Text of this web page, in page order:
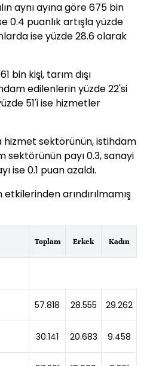
aynı ayına göre 675 bin
0.4 puanlık artışla yüzde
ise yüzde 28.6 olarak
bin kişi, tarım dışı
edilenlerin yüzde 22'si
51'i ise hizmetler
hizmet sektörünün, istihdam
sektörünün payı 0.3, sanayi
ise 0.1 puan azaldı.
arındırılmamış
Toplam Erkek Kadın
57.818 28.555 29.262
30.141 20.683 9.458